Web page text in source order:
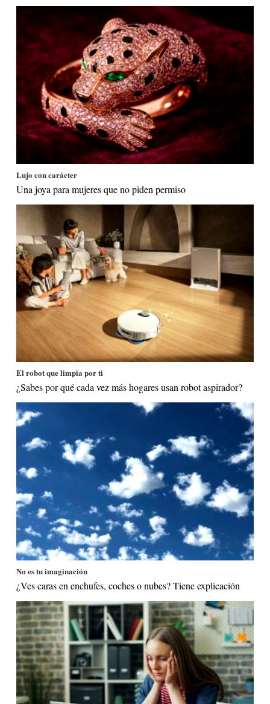
Lujo con carácter
Una joya para mujeres que no piden permiso
El robot que limpia por ti
¿Sabes por qué cada vez más hogares usan robot aspirador?
No es tu imaginación
¿Ves caras en enchufes, coches o nubes? Tiene explicación